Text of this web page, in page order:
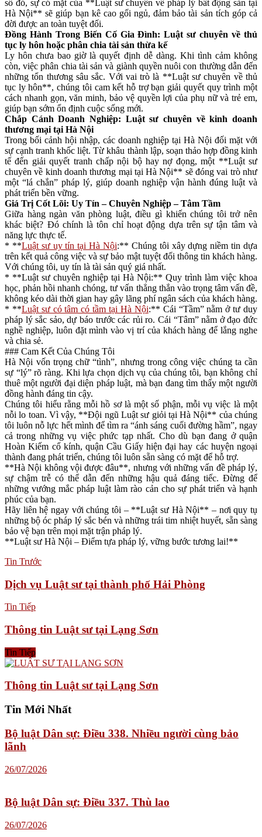
sổ đỏ, sự có mặt của **Luật sư chuyên về pháp lý bất động sản tại
Hà Nội** sẽ giúp bạn kê cao gối ngủ, đảm bảo tài sản tích góp cả
đời được an toàn tuyệt đối.
Đồng Hành Trong Biến Cố Gia Đình: Luật sư chuyên về thủ
tục ly hôn hoặc phân chia tài sản thừa kế
Ly hôn chưa bao giờ là quyết định dễ dàng. Khi tình cảm không
còn, việc phân chia tài sản và giành quyền nuôi con thường dẫn đến
những tổn thương sâu sắc. Với vai trò là **Luật sư chuyên về thủ
tục ly hôn**, chúng tôi cam kết hỗ trợ bạn giải quyết quy trình một
cách nhanh gọn, văn minh, bảo vệ quyền lợi của phụ nữ và trẻ em,
giúp bạn sớm ổn định cuộc sống mới.
Chắp Cánh Doanh Nghiệp: Luật sư chuyên về kinh doanh
thương mại tại Hà Nội
Trong bối cảnh hội nhập, các doanh nghiệp tại Hà Nội đối mặt với
sự cạnh tranh khốc liệt. Từ khâu thành lập, soạn thảo hợp đồng kinh
tế đến giải quyết tranh chấp nội bộ hay nợ đọng, một **Luật sư
chuyên về kinh doanh thương mại tại Hà Nội** sẽ đóng vai trò như
một “lá chắn” pháp lý, giúp doanh nghiệp vận hành đúng luật và
phát triển bền vững.
Giá Trị Cốt Lõi: Uy Tín – Chuyên Nghiệp – Tâm Tầm
Giữa hàng ngàn văn phòng luật, điều gì khiến chúng tôi trở nên
khác biệt? Đó chính là tôn chỉ hoạt động dựa trên sự tận tâm và
năng lực thực tế.
* **Luật sư uy tín tại Hà Nội:** Chúng tôi xây dựng niềm tin dựa
trên kết quả công việc và sự bảo mật tuyệt đối thông tin khách hàng.
Với chúng tôi, uy tín là tài sản quý giá nhất.
* **Luật sư chuyên nghiệp tại Hà Nội:** Quy trình làm việc khoa
học, phản hồi nhanh chóng, tư vấn thẳng thắn vào trọng tâm vấn đề,
không kéo dài thời gian hay gây lãng phí ngân sách của khách hàng.
* **Luật sư có tâm có tầm tại Hà Nội:** Cái “Tầm” nằm ở tư duy
pháp lý sắc sảo, dự báo trước các rủi ro. Cái “Tâm” nằm ở đạo đức
nghề nghiệp, luôn đặt mình vào vị trí của khách hàng để lắng nghe
và chia sẻ.
### Cam Kết Của Chúng Tôi
Hà Nội vốn trọng chữ “tình”, nhưng trong công việc chúng ta cần
sự “lý” rõ ràng. Khi lựa chọn dịch vụ của chúng tôi, bạn không chỉ
thuê một người đại diện pháp luật, mà bạn đang tìm thấy một người
đồng hành đáng tin cậy.
Chúng tôi hiểu rằng mỗi hồ sơ là một số phận, mỗi vụ việc là một
nỗi lo toan. Vì vậy, **Đội ngũ Luật sư giỏi tại Hà Nội** của chúng
tôi luôn nỗ lực hết mình để tìm ra “ánh sáng cuối đường hầm”, ngay
cả trong những vụ việc phức tạp nhất. Cho dù bạn đang ở quận
Hoàn Kiếm cổ kính, quận Cầu Giấy hiện đại hay các huyện ngoại
thành đang phát triển, chúng tôi luôn sẵn sàng có mặt để hỗ trợ.
**Hà Nội không vội được đâu**, nhưng với những vấn đề pháp lý,
sự chậm trễ có thể dẫn đến những hậu quả đáng tiếc. Đừng để
những vướng mắc pháp luật làm rào cản cho sự phát triển và hạnh
phúc của bạn.
Hãy liên hệ ngay với chúng tôi – **Luật sư Hà Nội** – nơi quy tụ
những bộ óc pháp lý sắc bén và những trái tim nhiệt huyết, sẵn sàng
bảo vệ bạn trên mọi mặt trận pháp lý.
**Luật sư Hà Nội – Điểm tựa pháp lý, vững bước tương lai!**
Tin Trước
Dịch vụ Luật sư tại thành phố Hải Phòng
Tin Tiếp
Thông tin Luật sư tại Lạng Sơn
Tin Tiếp
Thông tin Luật sư tại Lạng Sơn
Tin Mới Nhất
Bộ luật Dân sự: Điều 338. Nhiều người cùng bảo
lãnh
26/07/2026
Bộ luật Dân sự: Điều 337. Thù lao
26/07/2026